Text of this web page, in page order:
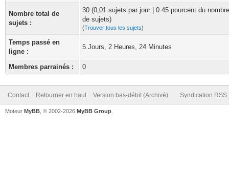
Nombre total de
sujets :
30 (0,01 sujets par jour | 0.45 pourcent du
de sujets)
(Trouver tous les sujets)
Temps passé en
ligne :
5 Jours, 2 Heures, 24 Minutes
Membres parrainés : 0
Contact Retourner en haut Version bas-débit (Archivé) Syndication RSS
Moteur MyBB , © 2002-2026 MyBB Group